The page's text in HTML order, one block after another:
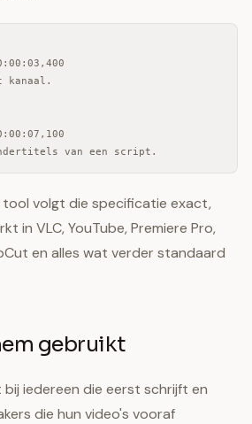
kanaal.
ondertitels van een script.
volgt die specificatie exact,
in VLC, YouTube, Premiere Pro,
en alles wat verder standaard
gebruikt
iedereen die eerst schrijft en
die hun video's vooraf